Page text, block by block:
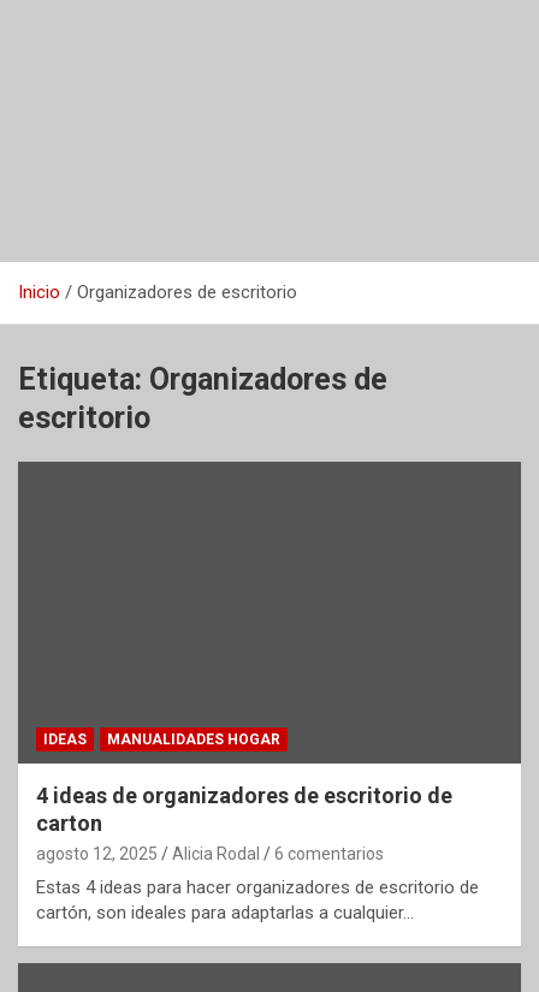
Inicio Organizadores de escritorio
Etiqueta: Organizadores de
escritorio
IDEAS MANUALIDADES HOGAR
4 ideas de organizadores de escritorio de
carton
agosto 12, 2025 Alicia Rodal 6 comentarios
Estas 4 ideas para hacer organizadores de escritorio de
cartón, son ideales para adaptarlas a cualquier…